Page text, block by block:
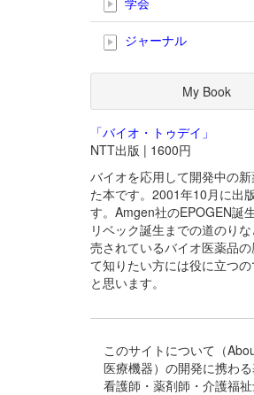
ジャーナル
My Book
「バイオ・トゥデイ」
NTT出版 | 1600円
バイオを応用して開発中の
た本です。2001年10月に出
す。Amgen社のEPOGEN誕
リベック誕生までの道のり
売されているバイオ医薬品
て知りたい方には役に立つ
と思います。
このサイトについて（
医療機器）の開発に携わ
看護師・薬剤師・介護福